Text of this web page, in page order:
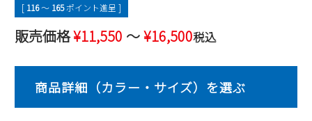
2026 年8月
日 月 火 水 木
9
10 11 12 13 14
[ 116〜 165ポイント進呈 ]
販売価格¥11,550 〜¥16,500税込